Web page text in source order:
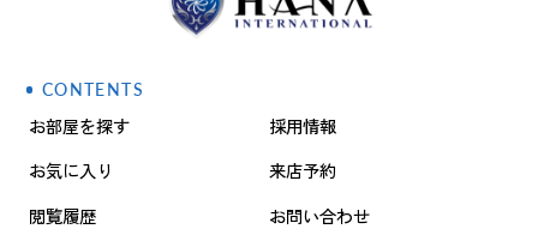
CONTENTS
お部屋を探す
お気に入り
閲覧履歴
採用情報
来店予約
お問い合わせ